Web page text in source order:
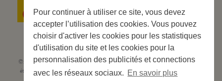
Pour continuer à utiliser ce site, vous devez
accepter l’utilisation des cookies. Vous pouvez
choisir d'activer les cookies pour les statistiques
d'utilisation du site et les cookies pour la
personnalisation des publicités et connections
avec les réseaux sociaux. En savoir plus
©2023 Les Criques de Porteils | SIRET: 539 925 636 00026 - Classement 5
étoiles Tourisme N° C66-001852-002 du 5 août 2021 - 247 Emplacements
Cédric Postel Webmaster